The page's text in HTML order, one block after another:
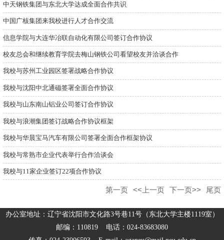
中天钢铁集团与东北大学达成全面合作共识
中国广核集团来我校进行人才合作交流
信息学院与大连华冶联自动化有限公司签订合作协议
校友总会和继续教育学院去梅山钢铁公司看望校友并洽谈合作
我校与苏州工业园区签署战略合作协议
我校与沈阳中北通磁签署全面合作协议
我校与山东南山铝业公司签订合作协议
我校与浪潮集团签订战略合作协议框架
我校与华晨宝马汽车有限公司签署全面合作框架协议
我校与常熟市企业代表举行合作洽谈会
我校与11家企业签订22项合作协议
第一页 <<上一页 下一页>> 尾页
办公室地址：辽宁省沈阳市文化路3号巷11号（东北大学主楼1119室）
邮编：110819 电话：024-83683080